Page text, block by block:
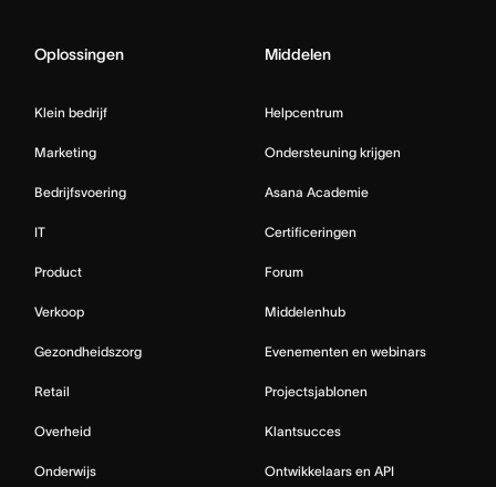
Oplossingen
Klein bedrijf
Marketing
Bedrijfsvoering
IT
Product
Verkoop
Gezondheidszorg
Retail
Overheid
Onderwijs
Middelen
Helpcentrum
Ondersteuning krijgen
Asana Academie
Certificeringen
Forum
Middelenhub
Evenementen en webinars
Projectsjablonen
Klantsucces
Ontwikkelaars en API